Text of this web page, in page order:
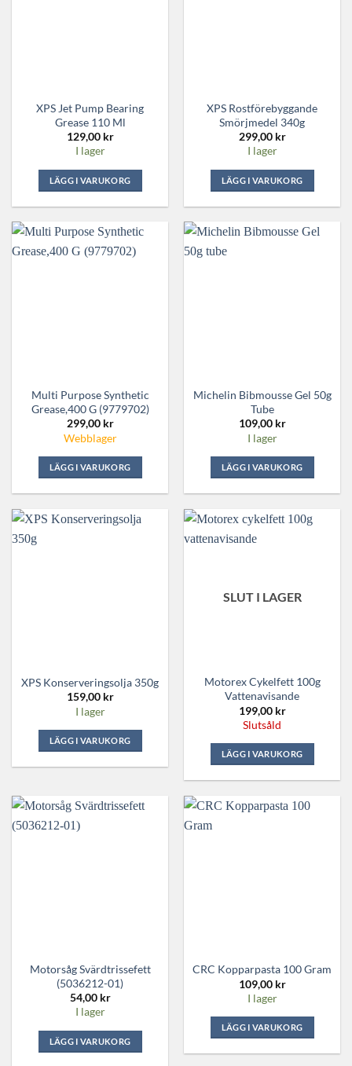
XPS Jet Pump Bearing
Grease 110 Ml
129,00 kr
I lager
LÄGG I VARUKORG
XPS Rostförebyggande
Smörjmedel 340g
299,00 kr
I lager
LÄGG I VARUKORG
Multi Purpose Synthetic
Grease,400 G (9779702)
299,00 kr
Webblager
LÄGG I VARUKORG
Michelin Bibmousse Gel 50g
Tube
109,00 kr
I lager
LÄGG I VARUKORG
XPS Konserveringsolja 350g
159,00 kr
I lager
LÄGG I VARUKORG
SLUT I LAGER
Motorex Cykelfett 100g
Vattenavisande
199,00 kr
Slutsåld
LÄGG I VARUKORG
Motorsåg Svärdtrissefett
(5036212-01)
54,00 kr
I lager
LÄGG I VARUKORG
CRC Kopparpasta 100 Gram
109,00 kr
I lager
LÄGG I VARUKORG